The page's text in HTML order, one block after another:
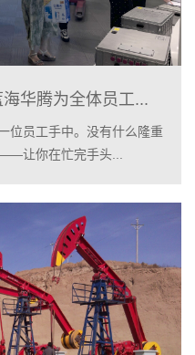
华腾为全体员工...
位员工手中。没有什么隆重
让你在忙完手头...